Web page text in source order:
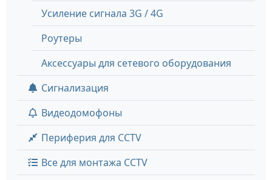
Усиление сигнала 3G / 4G
Роутеры
Аксессуары для сетевого оборудования
Сигнализация
Видеодомофоны
Периферия для CCTV
Все для монтажа CCTV